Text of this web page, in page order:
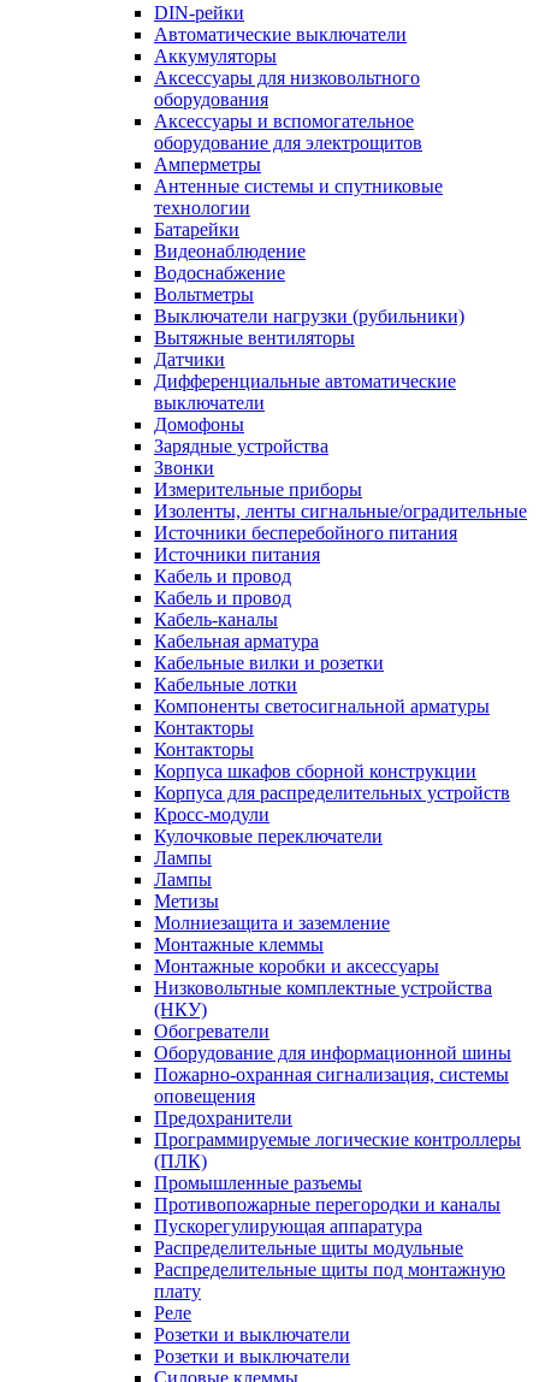
DIN-рейки
Автоматические выключатели
Аккумуляторы
Аксессуары для низковольтного
оборудования
Аксессуары и вспомогательное
оборудование для электрощитов
Амперметры
Антенные системы и спутниковые
технологии
Батарейки
Видеонаблюдение
Водоснабжение
Вольтметры
Выключатели нагрузки (рубильники)
Вытяжные вентиляторы
Датчики
Дифференциальные автоматические
выключатели
Домофоны
Зарядные устройства
Звонки
Измерительные приборы
Изоленты, ленты сигнальные/оградительные
Источники бесперебойного питания
Источники питания
Кабель и провод
Кабель и провод
Кабель-каналы
Кабельная арматура
Кабельные вилки и розетки
Кабельные лотки
Компоненты светосигнальной арматуры
Контакторы
Контакторы
Корпуса шкафов сборной конструкции
Корпуса для распределительных устройств
Кросс-модули
Кулочковые переключатели
Лампы
Лампы
Метизы
Молниезащита и заземление
Монтажные клеммы
Монтажные коробки и аксессуары
Низковольтные комплектные устройства
(НКУ)
Обогреватели
Оборудование для информационной шины
Пожарно-охранная сигнализация, системы
оповещения
Предохранители
Программируемые логические контроллеры
(ПЛК)
Промышленные разъемы
Противопожарные перегородки и каналы
Пускорегулирующая аппаратура
Распределительные щиты модульные
Распределительные щиты под монтажную
плату
Реле
Розетки и выключатели
Розетки и выключатели
Силовые клеммы